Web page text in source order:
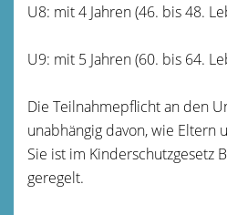
U8: mit 4 Jahren (46. bis 48.
U9: mit 5 Jahren (60. bis 64.
Die Teilnahmepflicht an den
unabhängig davon, wie Eltern
Sie ist im Kinderschutzgesetz
geregelt.